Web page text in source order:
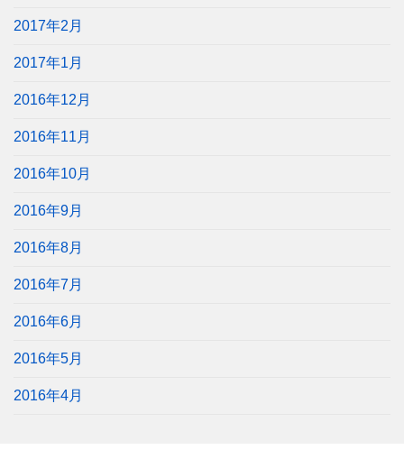
2017年2月
2017年1月
2016年12月
2016年11月
2016年10月
2016年9月
2016年8月
2016年7月
2016年6月
2016年5月
2016年4月